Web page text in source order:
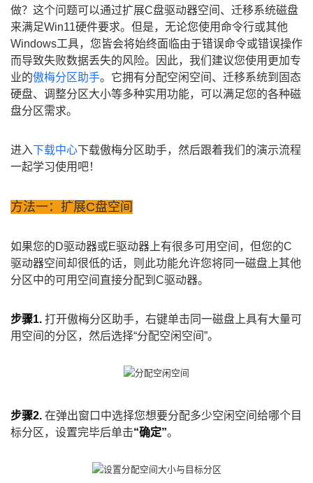
做？这个问题可以通过扩展C盘驱动器空间、迁移系统磁盘
来满足Win11硬件要求。但是，无论您使用命令行或其他
Windows工具，您皆会将始终面临由于错误命令或错误操作
而导致失败数据丢失的风险。因此，我们建议您使用更加专
业的傲梅分区助手。它拥有分配空闲空间、迁移系统到固态
硬盘、调整分区大小等多种实用功能，可以满足您的各种磁
盘分区需求。
进入下载中心下载傲梅分区助手，然后跟着我们的演示流程
一起学习使用吧！
方法一：扩展C盘空间
如果您的D驱动器或E驱动器上有很多可用空间，但您的C
驱动器空间却很低的话，则此功能允许您将同一磁盘上其他
分区中的可用空间直接分配到C驱动器。
步骤1. 打开傲梅分区助手，右键单击同一磁盘上具有大量可
用空间的分区，然后选择“分配空闲空间”。
步骤2. 在弹出窗口中选择您想要分配多少空闲空间给哪个目
标分区，设置完毕后单击“确定”。